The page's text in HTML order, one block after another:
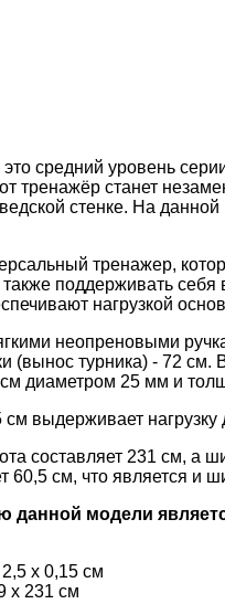
средний уровень
тренажёр станет
стенке. На
тренажер,
также поддерживать
нагрузкой
неопреновыми
(вынос турника) - 72
диаметром 25 мм и
выдерживает
составляет 231 см, а
60,5 см, что является и
данной модели
х 0,15 см
х 231 см